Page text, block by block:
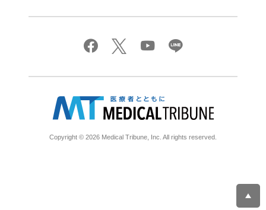
Copyright © 2026 Medical Tribune, Inc. All rights reserved.